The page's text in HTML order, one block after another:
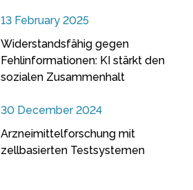
13 February 2025
Widerstandsfähig gegen
Fehlinformationen: KI stärkt den
sozialen Zusammenhalt
30 December 2024
Arzneimittelforschung mit
zellbasierten Testsystemen